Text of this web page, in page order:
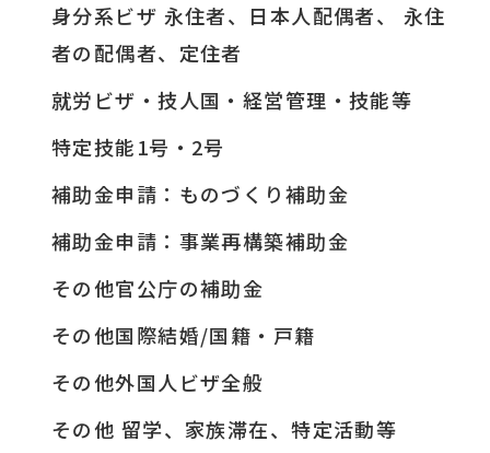
身分系ビザ 永住者、日本人配偶者、 永住
者の配偶者、定住者
就労ビザ・技人国・経営管理・技能等
特定技能1号・2号
補助金申請：ものづくり補助金
補助金申請：事業再構築補助金
その他官公庁の補助金
その他国際結婚/国籍・戸籍
その他外国人ビザ全般
その他 留学、家族滞在、特定活動等